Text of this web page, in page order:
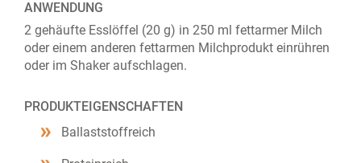
ANWENDUNG
2 gehäufte Esslöffel (20 g) in 250 ml fettarmer Milch
oder einem anderen fettarmen Milchprodukt einrühren
oder im Shaker aufschlagen.
PRODUKTEIGENSCHAFTEN
Ballaststoffreich